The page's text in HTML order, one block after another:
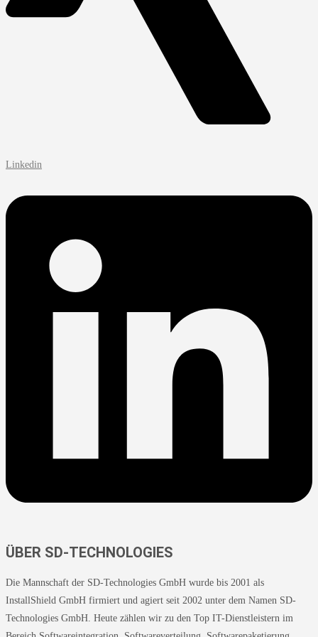
Linkedin
ÜBER SD-TECHNOLOGIES
Die Mannschaft der SD-Technologies GmbH wurde bis 2001 als
InstallShield GmbH firmiert und agiert seit 2002 unter dem Namen SD-
Technologies GmbH. Heute zählen wir zu den Top IT-Dienstleistern im